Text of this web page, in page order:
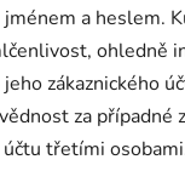
a heslem.
ohledně
zákaznického
za případné
účtu třetími